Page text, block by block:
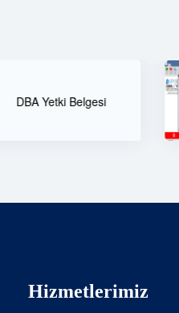
DBA
Ücretsiz
Hizmetlerimiz